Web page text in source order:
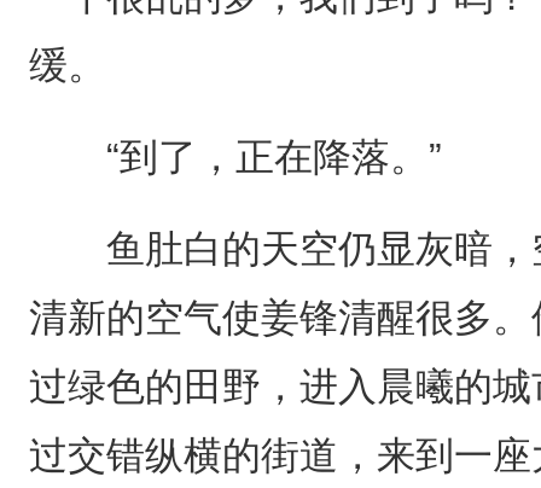
缓。
“到了，正在降落。”
鱼肚白的天空仍显灰暗，
清新的空气使姜锋清醒很多
过绿色的田野，进入晨曦的
过交错纵横的街道，来到一